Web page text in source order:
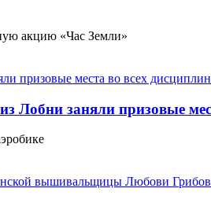
акцию «Час Земли»
Лобни заняли призовые